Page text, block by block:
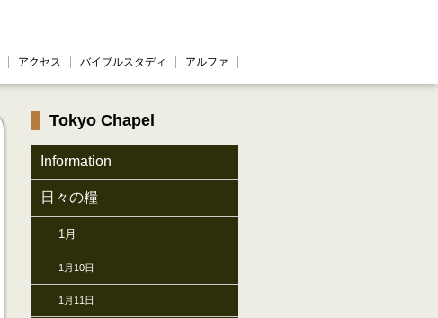
アクセス バイブルスタディ アルファ
Tokyo Chapel
Information
日々の糧
1月
1月10日
1月11日